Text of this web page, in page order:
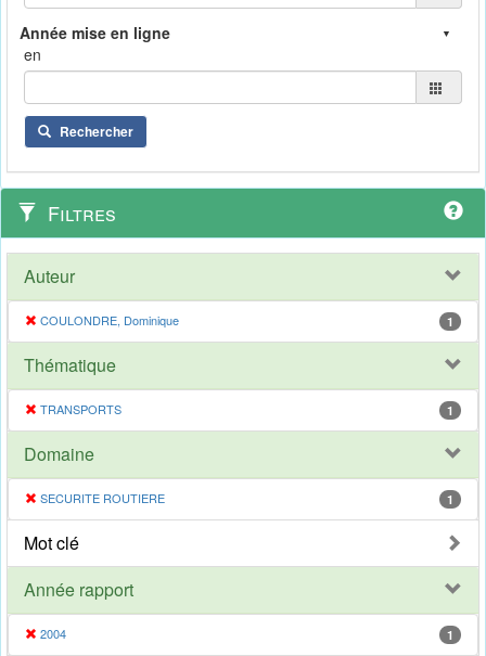
en
Rechercher
Filtres
Auteur
COULONDRE, Dominique 1
Thématique
TRANSPORTS 1
Domaine
SECURITE ROUTIERE 1
Mot clé
Année rapport
2004 1